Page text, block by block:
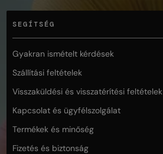
SEGÍTSÉG
Gyakran ismételt kérdések
Szállítási feltételek
Visszaküldési és visszatérítési feltételek
Kapcsolat és ügyfélszolgálat
Termékek és minőség
Fizetés és biztonság